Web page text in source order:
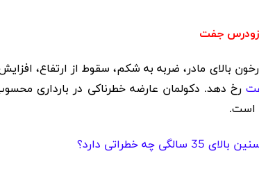
بالای مادر، ضربه به شکم، سقوط از ارتفاع،
رخ دهد. دکولمان عارضه خطرناکی در بارداری
است.
سالگی چه خطراتی دارد؟